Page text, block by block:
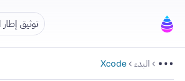
توثيق
البدء Xcode